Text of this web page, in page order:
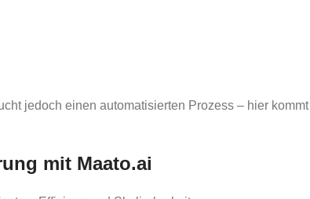
jedoch einen automatisierten Prozess – hier kommt
mit Maato.ai